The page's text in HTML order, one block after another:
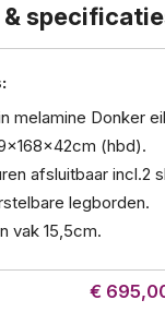
&
melamine Donker
(hbd).
afsluitbaar incl.2
legborden.
vak 15,5cm.
€